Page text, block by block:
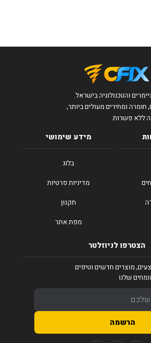
והטכנולוגיה בישראל.
ומחירים מעולים ביותר,
ללא פשרות.
מידע שימושי
בלוג
מדיניות פרטיות
תקנון
מפת אתר
הצטרפו לניוזלטר
מוצרים חדשים וטיפים
שלנו
הרשמה